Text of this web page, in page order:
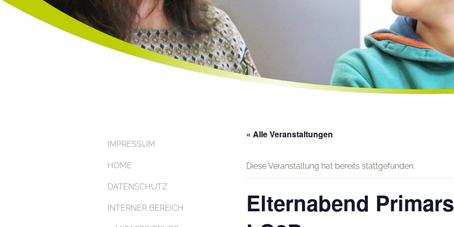
IMPRESSUM
HOME
DATENSCHUTZ
INTERNER BEREICH
« Alle Veranstaltungen
Diese Veranstaltung hat bereits stattgefunden.
Elternabend